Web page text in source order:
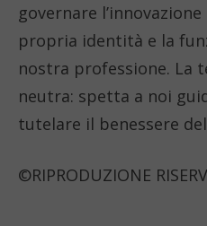
governare
propria identità e la
nostra professione. La
neutra: spetta a noi
tutelare il benessere
©RIPRODUZIONE